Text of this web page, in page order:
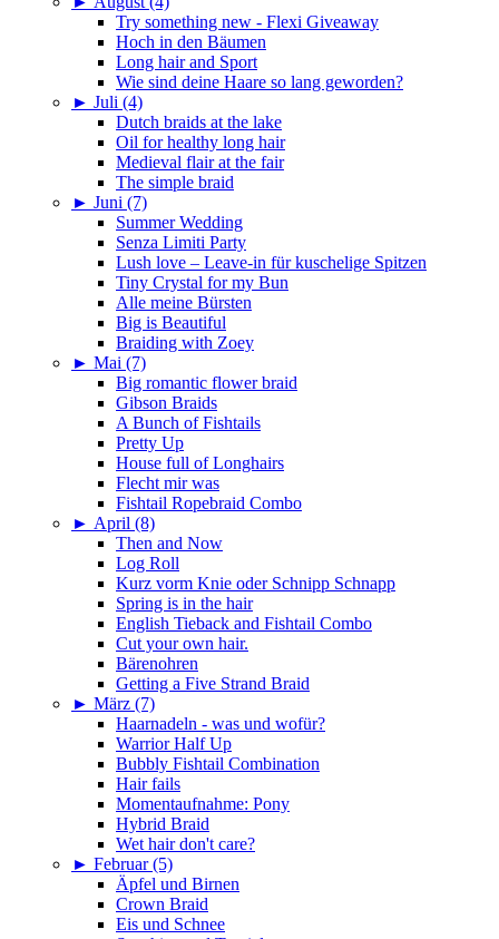
Try something new - Flexi Giveaway
Hoch in den Bäumen
Long hair and Sport
Wie sind deine Haare so lang geworden?
► Juli (4)
Dutch braids at the lake
Oil for healthy long hair
Medieval flair at the fair
The simple braid
► Juni (7)
Summer Wedding
Senza Limiti Party
Lush love – Leave-in für kuschelige Spitzen
Tiny Crystal for my Bun
Alle meine Bürsten
Big is Beautiful
Braiding with Zoey
► Mai (7)
Big romantic flower braid
Gibson Braids
A Bunch of Fishtails
Pretty Up
House full of Longhairs
Flecht mir was
Fishtail Ropebraid Combo
► April (8)
Then and Now
Log Roll
Kurz vorm Knie oder Schnipp Schnapp
Spring is in the hair
English Tieback and Fishtail Combo
Cut your own hair.
Bärenohren
Getting a Five Strand Braid
► März (7)
Haarnadeln - was und wofür?
Warrior Half Up
Bubbly Fishtail Combination
Hair fails
Momentaufnahme: Pony
Hybrid Braid
Wet hair don't care?
► Februar (5)
Äpfel und Birnen
Crown Braid
Eis und Schnee